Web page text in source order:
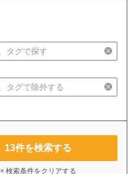
13件を検索する
× 検索条件をクリアする